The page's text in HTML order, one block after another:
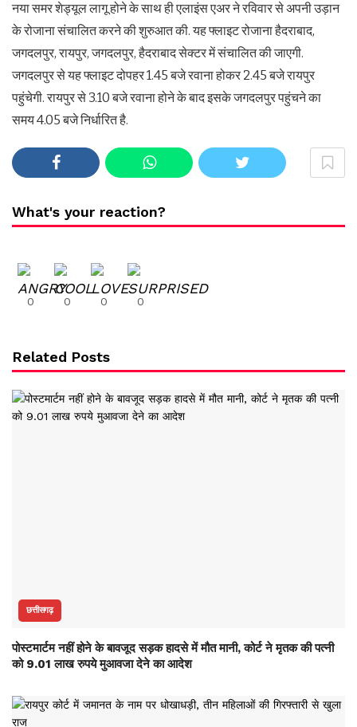
नया समर शेड्यूल लागू होने के साथ ही एलाइंस एअर ने रविवार से अपनी उड़ान
के रोजाना संचालित करने की शुरुआत की. यह फ्लाइट रोजाना हैदराबाद,
जगदलपुर, रायपुर, जगदलपुर, हैदराबाद सेक्टर में संचालित की जाएगी.
जगदलपुर से यह फ्लाइट दोपहर 1.45 बजे रवाना होकर 2.45 बजे रायपुर
पहुंचेगी. रायपुर से 3.10 बजे रवाना होने के बाद इसके जगदलपुर पहुंचने का
समय 4.05 बजे निर्धारित है.
What's your reaction?
0 0 0 0
Related Posts
छत्तीसगढ़
पोस्टमार्टम नहीं होने के बावजूद सड़क हादसे में मौत मानी, कोर्ट ने मृतक की पत्नी
को 9.01 लाख रुपये मुआवजा देने का आदेश